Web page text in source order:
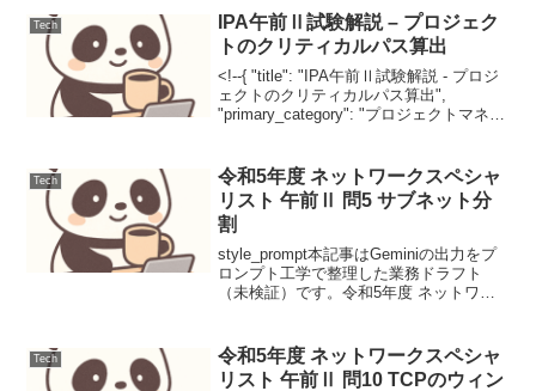
高速化を実現しています。QLoRAによる
4bit量子...
Tech
IPA午前Ⅱ試験解説 – プロジェク
トのクリティカルパス算出
<!--{ "title": "IPA午前Ⅱ試験解説 - プロジ
ェクトのクリティカルパス算出",
"primary_category": "プロジェクトマネジ
Tech
令和5年度 ネットワークスペシャ
リスト 午前Ⅱ 問5 サブネット分
割
style_prompt本記事はGeminiの出力をプ
ロンプト工学で整理した業務ドラフト
（未検証）です。令和5年度 ネットワー
クの関係から作成可能なサブネット...
Tech
令和5年度 ネットワークスペシャ
リスト 午前Ⅱ 問10 TCPのウィン